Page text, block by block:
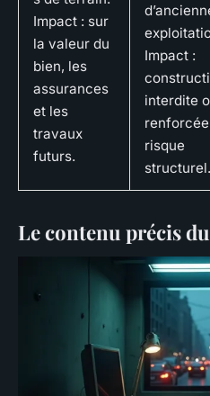
Impact : sur
la valeur du
bien, les
assurances
et les
travaux
futurs.
Impact :
interdite
risque
structurel.
Le contenu précis